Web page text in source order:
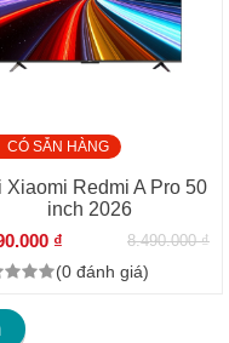
CÓ SẴN HÀNG
Xiaomi Redmi A Pro 50
inch 2026
₫
8.490.000 ₫
(0 đánh giá)